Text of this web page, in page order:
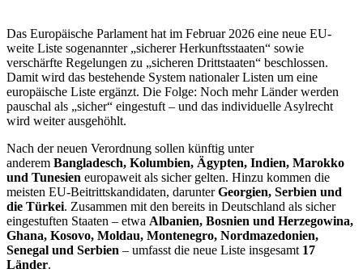
Das Europäische Parlament hat im Februar 2026 eine neue EU-
weite Liste sogenannter „sicherer Herkunftsstaaten“ sowie
verschärfte Regelungen zu „sicheren Drittstaaten“ beschlossen.
Damit wird das bestehende System nationaler Listen um eine
europäische Liste ergänzt. Die Folge: Noch mehr Länder werden
pauschal als „sicher“ eingestuft – und das individuelle Asylrecht
wird weiter ausgehöhlt.
Nach der neuen Verordnung sollen künftig unter
anderem Bangladesch, Kolumbien, Ägypten, Indien, Marokko
und Tunesien europaweit als sicher gelten. Hinzu kommen die
meisten EU-Beitrittskandidaten, darunterGeorgien, Serbien und
die Türkei. Zusammen mit den bereits in Deutschland als sicher
eingestuften Staaten – etwa Albanien, Bosnien und Herzegowina,
Ghana, Kosovo, Moldau, Montenegro, Nordmazedonien,
Senegal und Serbien – umfasst die neue Liste insgesamt 17
Länder.